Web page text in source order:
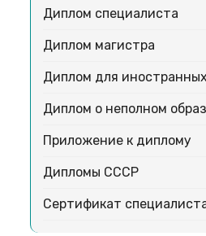
Диплом специалиста
Диплом магистра
Диплом для
Диплом о неполном
Приложение к диплому
Дипломы СССР
Сертификат